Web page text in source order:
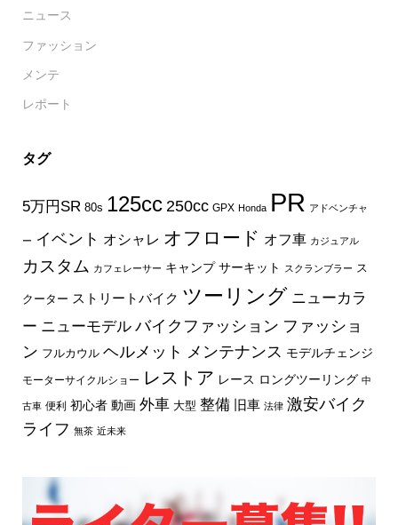
ニュース
ファッション
メンテ
レポート
タグ
5万円SR 80s 125cc 250cc GPX Honda PR アドベンチャ
ー イベント オシャレ オフロード オフ車 カジュアル
カスタム カフェレーサー キャンプ サーキット スクランブラー ス
クーター ストリートバイク ツーリング ニューカラ
ー ニューモデル バイクファッション ファッショ
ン フルカウル ヘルメット メンテナンス モデルチェンジ
モーターサイクルショー レストア レース ロングツーリング 中
古車 便利 初心者 動画 外車 大型 整備 旧車 法律 激安バイク
ライフ 無茶 近未来